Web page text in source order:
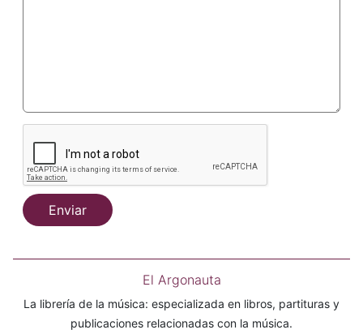
Enviar
El Argonauta
La librería de la música: especializada en libros, partituras y
publicaciones relacionadas con la música.